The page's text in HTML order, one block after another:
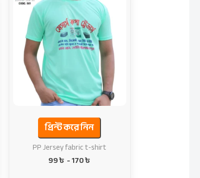
প্রিন্ট করে নিন
PP Jersey fabric t-shirt
99৳ -170৳